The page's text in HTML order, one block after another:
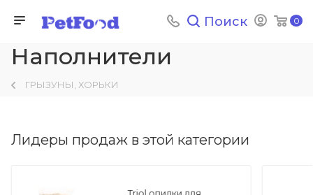
0
Поиск
Наполнители
ГРЫЗУНЫ, ХОРЬКИ
Лидеры продаж в этой категории